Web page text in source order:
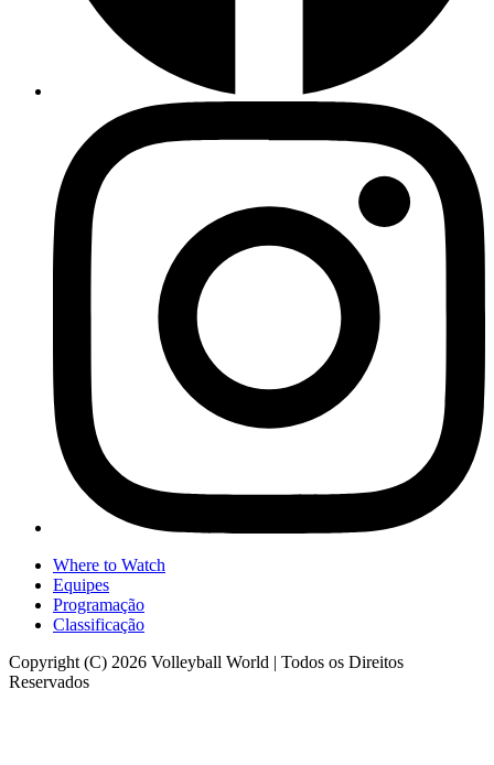
Where to Watch
Equipes
Programação
Classificação
Copyright (C) 2026 Volleyball World | Todos os Direitos
Reservados